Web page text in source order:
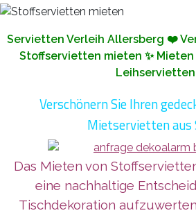
Servietten Verleih Allersberg ❤️
Stoffservietten mieten ✨ Mieten
Leihservietten
Verschönern Sie Ihren
Mietservietten
Das Mieten von
eine nachhaltige
Tischdekoration